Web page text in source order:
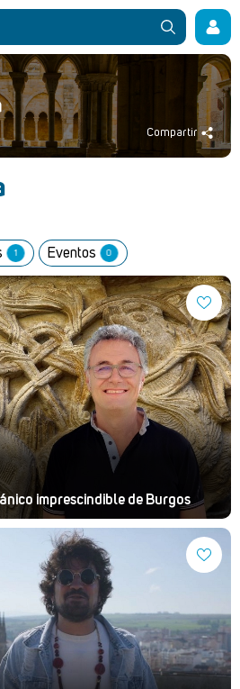
Compartir
1 Eventos 0
imprescindible de Burgos